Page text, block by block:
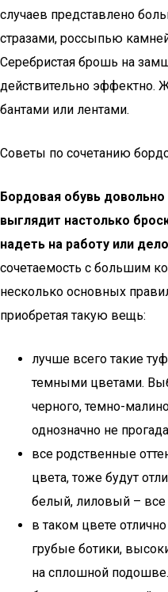
случаев представлено
стразами, россыпью
Серебристая брошь на
действительно эффектно.
бантами или лентами.
Советы по сочетанию
Бордовая обувь
выглядит настолько
надеть на работу или
сочетаемость с большим
несколько основных
приобретая такую вещь:
лучше всего такие
темными цветами.
черного, темно-
однозначно не
все родственные
цвета, тоже будут
белый, лиловый – все
в таком цвете
грубые ботики,
на сплошной